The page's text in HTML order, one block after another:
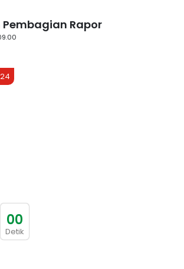
Rapor
00
Detik